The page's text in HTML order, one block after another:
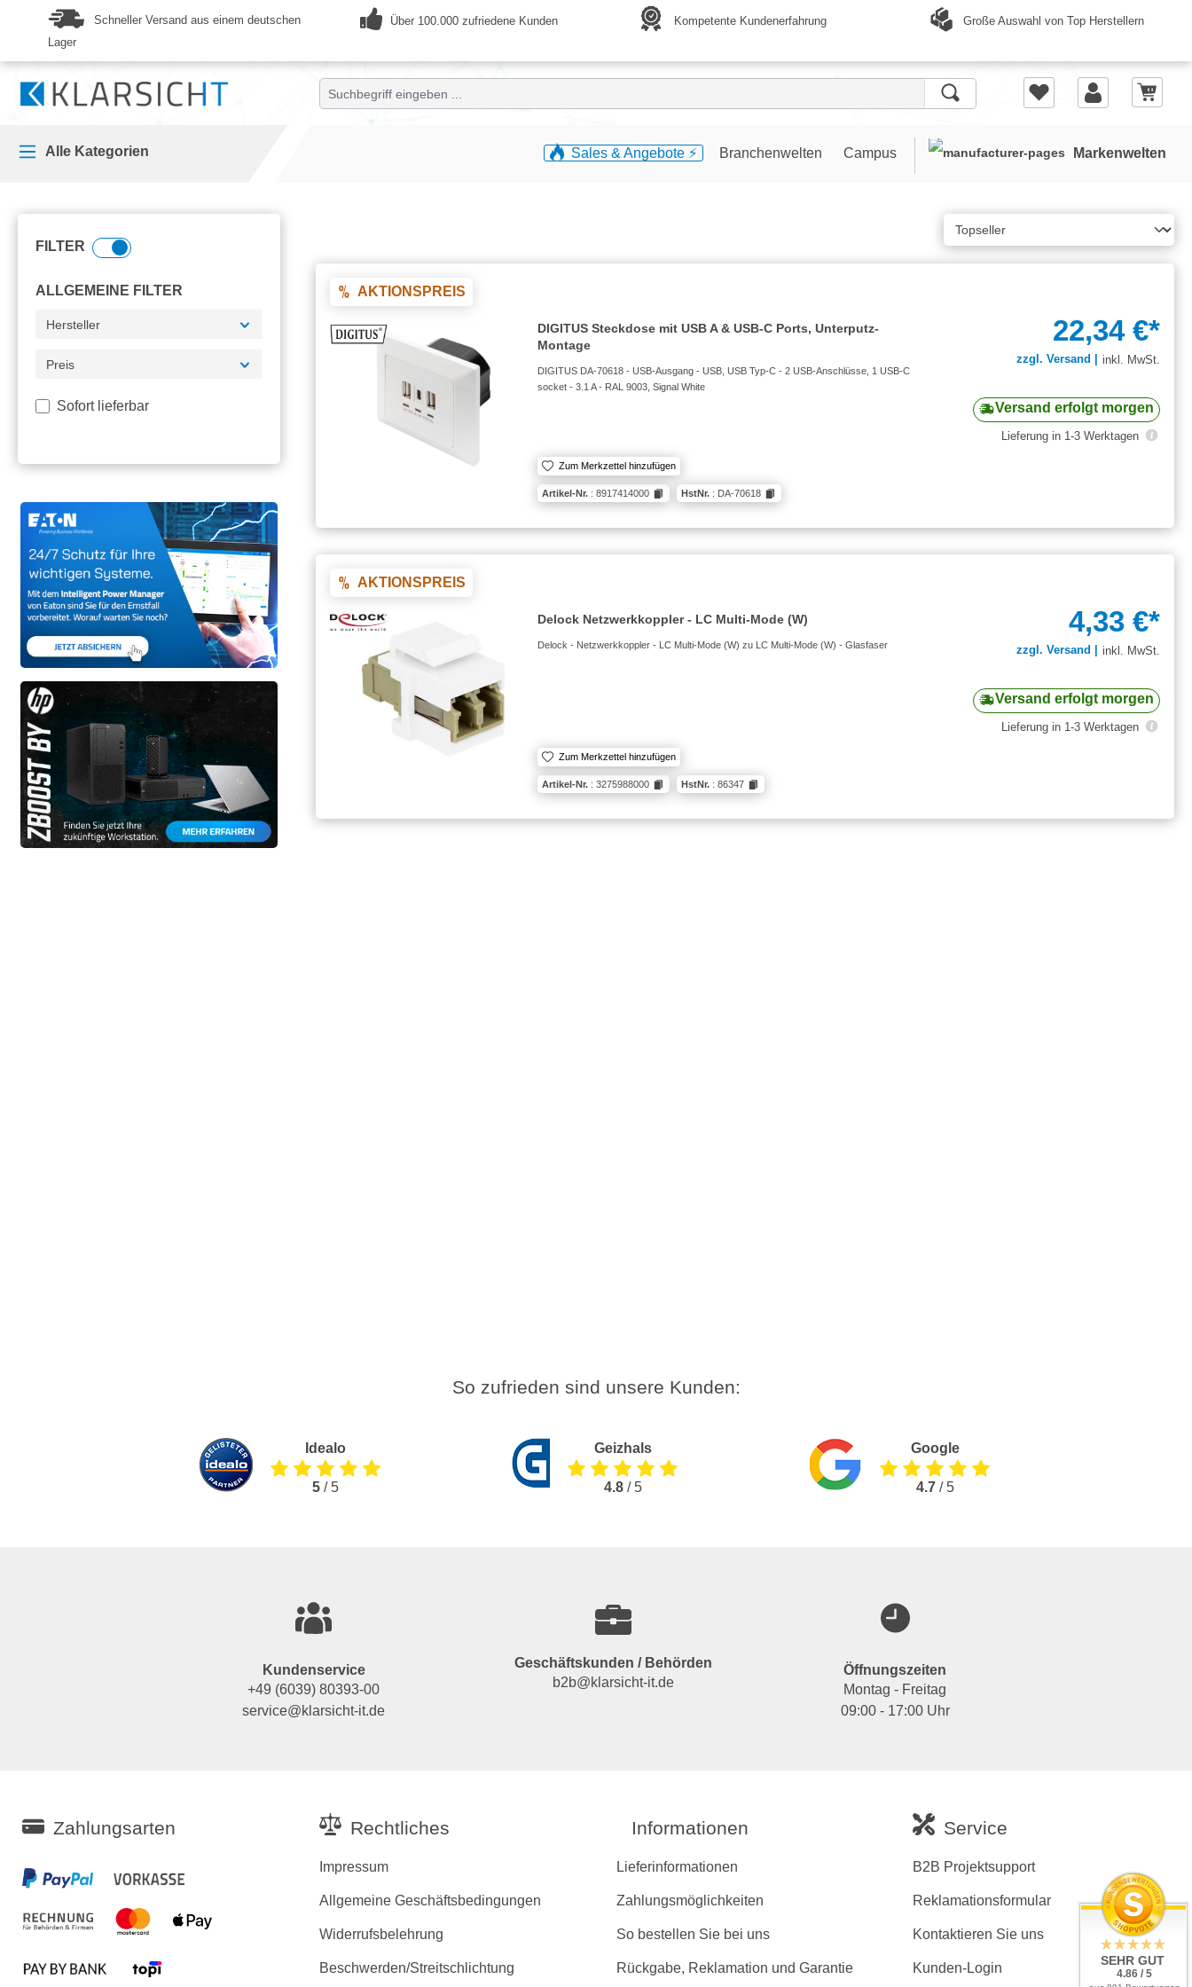
Zur Hauptnavigation springen
Schneller Versand aus einem deutschen
Lager
Über 100.000 zufriedene Kunden Kompetente Kundenerfahrung Große Auswahl von Top Herstellern
Alle Kategorien Sales & Angebote ⚡️ Branchenwelten Campus Markenwelten
FILTER
ALLGEMEINE FILTER
Hersteller
Preis
Sofort lieferbar
AKTIONSPREIS
DIGITUS Steckdose mit USB A & USB-C Ports, Unterputz-
Montage
DIGITUS DA-70618 - USB-Ausgang - USB, USB Typ-C - 2 USB-Anschlüsse, 1 USB-C
socket - 3.1 A - RAL 9003, Signal White
Zum Merkzettel hinzufügen
Artikel-Nr. : 8917414000 HstNr. : DA-70618
22,34 €*
zzgl. Versand | inkl. MwSt.
Versand erfolgt morgen
Lieferung in 1-3 Werktagen
AKTIONSPREIS
Delock Netzwerkkoppler - LC Multi-Mode (W)
Delock - Netzwerkkoppler - LC Multi-Mode (W) zu LC Multi-Mode (W) - Glasfaser
Zum Merkzettel hinzufügen
Artikel-Nr. : 3275988000 HstNr. : 86347
4,33 €*
zzgl. Versand | inkl. MwSt.
Versand erfolgt morgen
Lieferung in 1-3 Werktagen
So zufrieden sind unsere Kunden:
Idealo
5/ 5
Geizhals
4.8/ 5
Google
4.7/ 5
Kundenservice
+49 (6039) 80393-00
service@klarsicht-it.de
Geschäftskunden / Behörden
b2b@klarsicht-it.de
Öffnungszeiten
Montag - Freitag
09:00 - 17:00 Uhr
Zahlungsarten Rechtliches
Impressum
Allgemeine Geschäftsbedingungen
Widerrufsbelehrung
Beschwerden/Streitschlichtung
Informationen
Lieferinformationen
Zahlungsmöglichkeiten
So bestellen Sie bei uns
Rückgabe, Reklamation und Garantie
Service
B2B Projektsupport
Reklamationsformular
Kontaktieren Sie uns
Kunden-Login SEHR GUT
4.86 / 5